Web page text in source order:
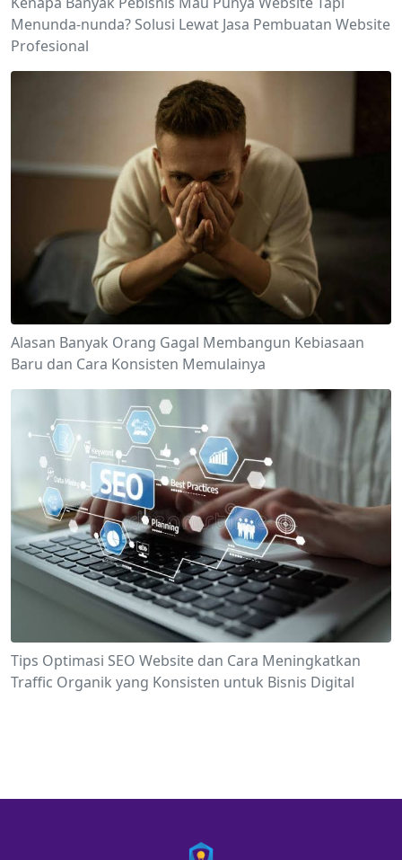
Menunda-nunda? Solusi Lewat Jasa Pembuatan Website
Profesional
Alasan Banyak Orang Gagal Membangun Kebiasaan
Baru dan Cara Konsisten Memulainya
Tips Optimasi SEO Website dan Cara Meningkatkan
Traffic Organik yang Konsisten untuk Bisnis Digital